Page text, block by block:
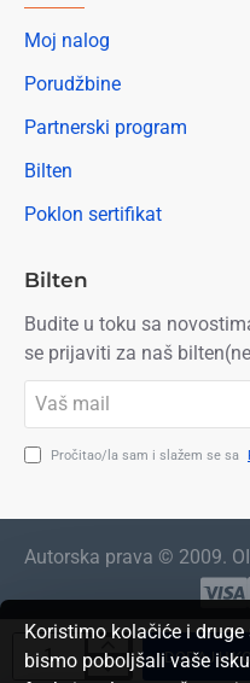
Koristimo kolačiće i
bismo poboljšali vaše
DODAJ U
Moj nalog
Porudžbine
Partnerski program
Bilten
Poklon sertifikat
Bilten
Budite u toku sa
se prijaviti za naš
mail
Pročitao/la sam i slažem se sa
Autorska prava © 2009.